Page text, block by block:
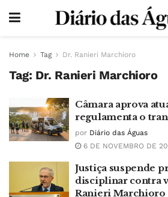
Home Tag Dr. Ranieri Marchioro
Tag: Dr. Ranieri Marchioro
Câmara aprova
regulamenta o
por Diário das Águas
6 DE NOVEMBRO DE
Justiça suspende
disciplinar contra
Ranieri Marchioro